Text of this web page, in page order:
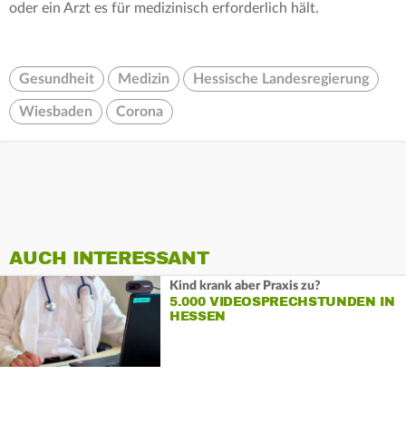
oder ein Arzt es für medizinisch erforderlich hält.
Gesundheit Medizin Hessische Landesregierung
Wiesbaden Corona
AUCH INTERESSANT
Kind krank aber Praxis zu?
5.000 VIDEOSPRECHSTUNDEN IN
HESSEN